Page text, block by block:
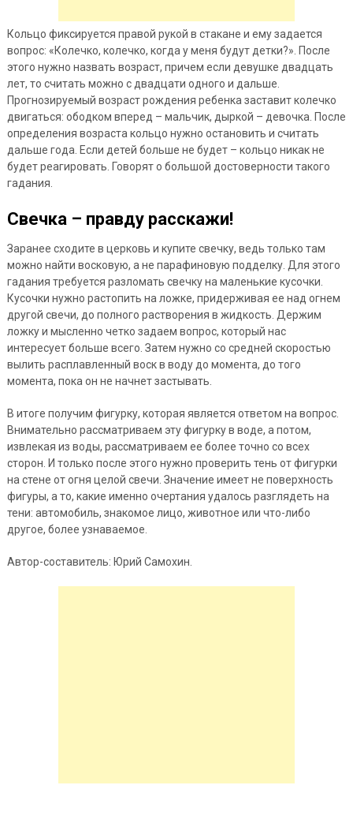
Кольцо фиксируется правой рукой в стакане и ему задается
вопрос: «Колечко, колечко, когда у меня будут детки?». После
этого нужно назвать возраст, причем если девушке двадцать
лет, то считать можно с двадцати одного и дальше.
Прогнозируемый возраст рождения ребенка заставит колечко
двигаться: ободком вперед – мальчик, дыркой – девочка. После
определения возраста кольцо нужно остановить и считать
дальше года. Если детей больше не будет – кольцо никак не
будет реагировать. Говорят о большой достоверности такого
гадания.
Свечка – правду расскажи!
Заранее сходите в церковь и купите свечку, ведь только там
можно найти восковую, а не парафиновую подделку. Для этого
гадания требуется разломать свечку на маленькие кусочки.
Кусочки нужно растопить на ложке, придерживая ее над огнем
другой свечи, до полного растворения в жидкость. Держим
ложку и мысленно четко задаем вопрос, который нас
интересует больше всего. Затем нужно со средней скоростью
вылить расплавленный воск в воду до момента, до того
момента, пока он не начнет застывать.
В итоге получим фигурку, которая является ответом на вопрос.
Внимательно рассматриваем эту фигурку в воде, а потом,
извлекая из воды, рассматриваем ее более точно со всех
сторон. И только после этого нужно проверить тень от фигурки
на стене от огня целой свечи. Значение имеет не поверхность
фигуры, а то, какие именно очертания удалось разглядеть на
тени: автомобиль, знакомое лицо, животное или что-либо
другое, более узнаваемое.
Автор-составитель: Юрий Самохин.